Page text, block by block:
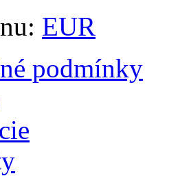
EUR
podmínky